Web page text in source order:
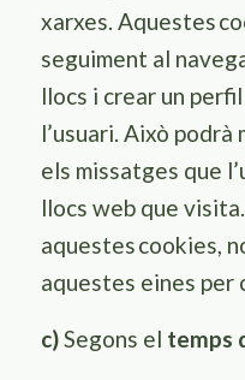
xarxes. Aquestes
seguiment al
llocs i crear un
l’usuari. Això
els missatges que
llocs web que
aquestescookies,
aquestes eines per
c)Segons el temps